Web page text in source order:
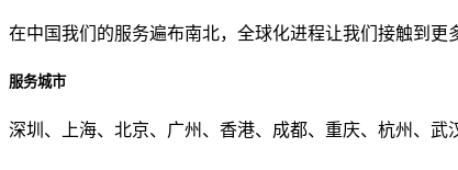
从哪里了解到我们？
在中国我们的服务遍布南北，全球化进程让我们接触到更
服务城市
深圳、上海、北京、广州、香港、成都、重庆、杭州、